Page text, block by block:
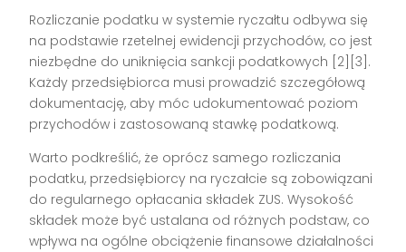
Rozliczanie podatku w systemie ryczałtu odbywa się
na podstawie rzetelnej ewidencji przychodów, co jest
niezbędne do uniknięcia sankcji podatkowych [2][3].
Każdy przedsiębiorca musi prowadzić szczegółową
dokumentację, aby móc udokumentować poziom
przychodów i zastosowaną stawkę podatkową.
Warto podkreślić, że oprócz samego rozliczania
podatku, przedsiębiorcy na ryczałcie są zobowiązani
do regularnego opłacania składek ZUS. Wysokość
składek może być ustalana od różnych podstaw, co
wpływa na ogólne obciążenie finansowe działalności